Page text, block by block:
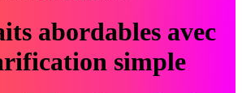
abordables avec
simple